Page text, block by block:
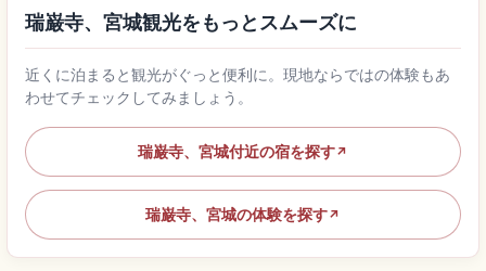
瑞巌寺、宮城観光をもっとスムーズに
近くに泊まると観光がぐっと便利に。現地ならではの体験もあ
わせてチェックしてみましょう。
瑞巌寺、宮城付近の宿を探す↗
瑞巌寺、宮城の体験を探す↗